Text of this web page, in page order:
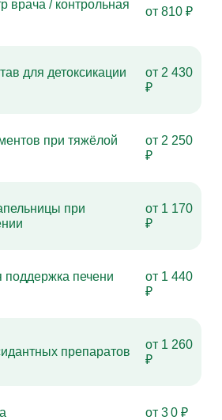
врача / контрольная
от 810 ₽
для детоксикации
от 2 430
₽
при тяжёлой
от 2 250
₽
при
от 1 170
₽
поддержка печени
от 1 440
₽
препаратов
от 1 260
₽
от 3 0 ₽